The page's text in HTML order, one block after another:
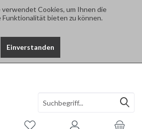
Cookies, um Ihnen die
bieten zu können.
Einverstanden